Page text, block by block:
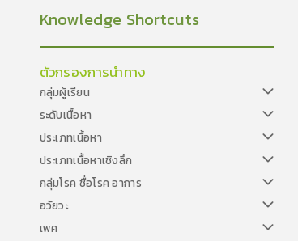
Knowledge Shortcuts
ตัวกรองการนำทาง
กลุ่มผู้เรียน
ระดับเนื้อหา
ประเภทเนื้อหา
ประเภทเนื้อหาเชิงลึก
กลุ่มโรค ชื่อโรค อาการ
อวัยวะ
เพศ